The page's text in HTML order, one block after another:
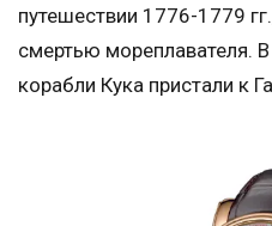
путешествии 1776-1779
смертью мореплавателя.
корабли Кука пристали к